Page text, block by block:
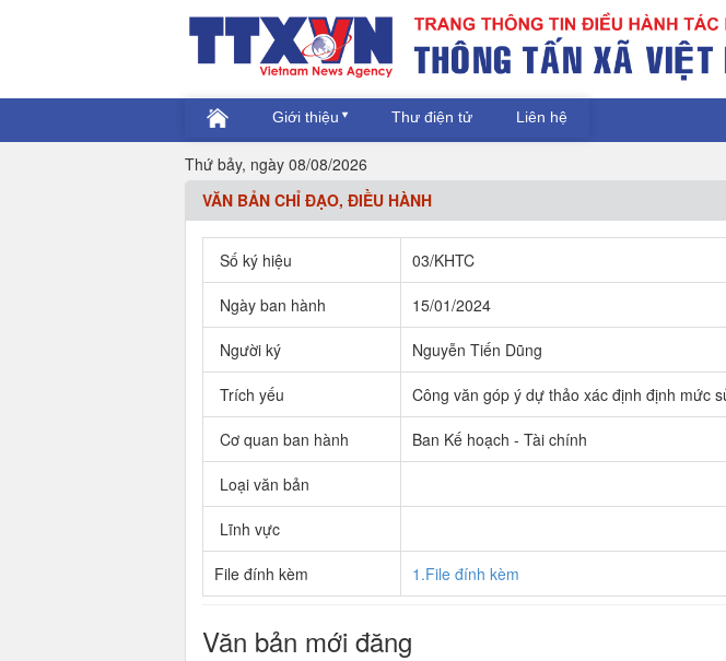
Giới thiệu Thư điện tử Liên hệ
Thứ bảy, ngày 08/08/2026
VĂN BẢN CHỈ ĐẠO, ĐIỀU HÀNH
Số ký hiệu 03/KHTC
Ngày ban hành 15/01/2024
Người ký Nguyễn Tiến Dũng
Trích yếu Công văn góp ý dự thảo xác định định mức
Cơ quan ban hành Ban Kế hoạch - Tài chính
Loại văn bản
Lĩnh vực
File đính kèm 1.File đính kèm
Văn bản mới đăng